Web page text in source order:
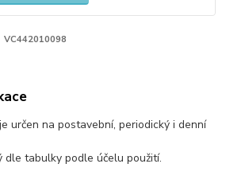
VC442010098
určen na postavební, periodický i denní
dle tabulky podle účelu použití.